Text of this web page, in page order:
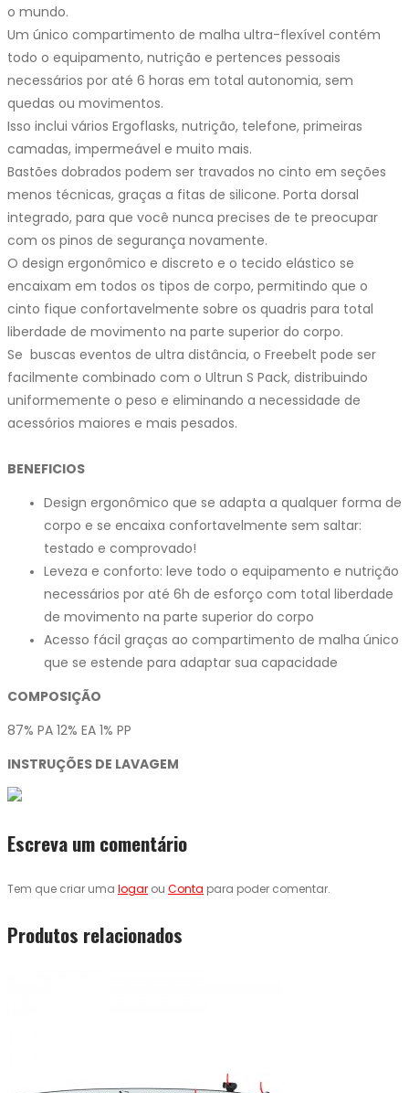
o mundo.
Um único compartimento de malha ultra-flexível contém
todo o equipamento, nutrição e pertences pessoais
necessários por até 6 horas em total autonomia, sem
quedas ou movimentos.
Isso inclui vários Ergoflasks, nutrição, telefone, primeiras
camadas, impermeável e muito mais.
Bastões dobrados podem ser travados no cinto em seções
menos técnicas, graças a fitas de silicone. Porta dorsal
integrado, para que você nunca precises de te preocupar
com os pinos de segurança novamente.
O design ergonômico e discreto e o tecido elástico se
encaixam em todos os tipos de corpo, permitindo que o
cinto fique confortavelmente sobre os quadris para total
liberdade de movimento na parte superior do corpo.
Se buscas eventos de ultra distância, o Freebelt pode ser
facilmente combinado com o Ultrun S Pack, distribuindo
uniformemente o peso e eliminando a necessidade de
acessórios maiores e mais pesados.
BENEFICIOS
Design ergonômico que se adapta a qualquer forma de
corpo e se encaixa confortavelmente sem saltar:
testado e comprovado!
Leveza e conforto: leve todo o equipamento e nutrição
necessários por até 6h de esforço com total liberdade
de movimento na parte superior do corpo
Acesso fácil graças ao compartimento de malha único
que se estende para adaptar sua capacidade
COMPOSIÇÃO
87% PA 12% EA 1% PP
INSTRUÇÕES DE LAVAGEM
Escreva um comentário
Tem que criar uma logar ou Conta para poder comentar.
Produtos relacionados